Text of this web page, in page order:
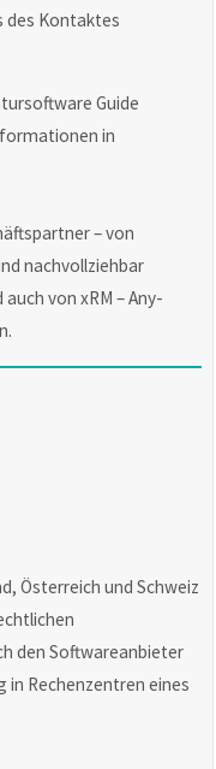
des Kontaktes
in
– von
nachvollziehbar
von xRM – Any-
Österreich und Schweiz
den Softwareanbieter
in Rechenzentren eines